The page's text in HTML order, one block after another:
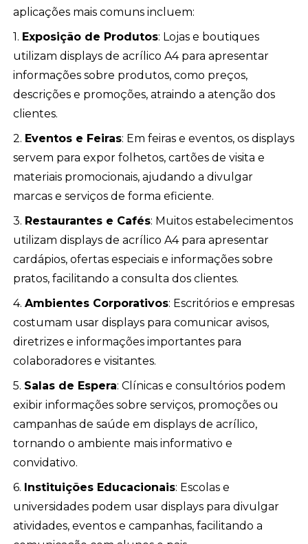
aplicações mais comuns incluem:
1. Exposição de Produtos: Lojas e boutiques
utilizam displays de acrílico A4 para apresentar
informações sobre produtos, como preços,
descrições e promoções, atraindo a atenção dos
clientes.
2. Eventos e Feiras: Em feiras e eventos, os displays
servem para expor folhetos, cartões de visita e
materiais promocionais, ajudando a divulgar
marcas e serviços de forma eficiente.
3. Restaurantes e Cafés: Muitos estabelecimentos
utilizam displays de acrílico A4 para apresentar
cardápios, ofertas especiais e informações sobre
pratos, facilitando a consulta dos clientes.
4.Ambientes Corporativos: Escritórios e empresas
costumam usar displays para comunicar avisos,
diretrizes e informações importantes para
colaboradores e visitantes.
5. Salas de Espera: Clínicas e consultórios podem
exibir informações sobre serviços, promoções ou
campanhas de saúde em displays de acrílico,
tornando o ambiente mais informativo e
convidativo.
6. Instituições Educacionais: Escolas e
universidades podem usar displays para divulgar
atividades, eventos e campanhas, facilitando a